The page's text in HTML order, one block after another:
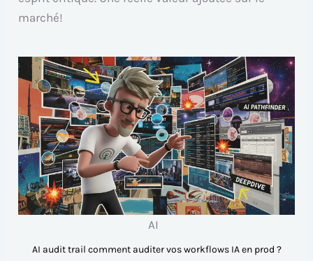
marché!
AI
AI audit trail comment auditer vos workflows IA en prod ?